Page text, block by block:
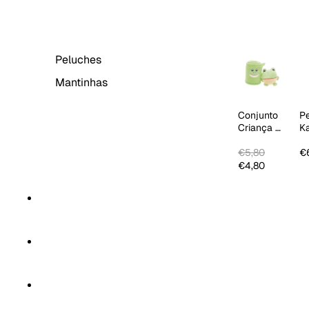
Peluches
Mantinhas
Conjunto
Criança 2
€5,80
€4,80